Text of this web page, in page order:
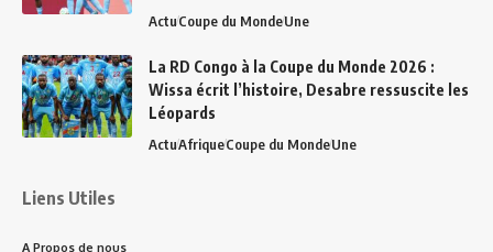
ActuCoupe du MondeUne
La RD Congo à la Coupe du Monde 2026 :
Wissa écrit l’histoire, Desabre ressuscite les
Léopards
ActuAfriqueCoupe du MondeUne
Liens Utiles
A Propos de nous